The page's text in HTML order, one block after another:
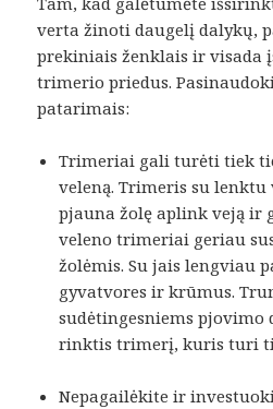
verta žinoti daugelį dalykų,
prekiniais ženklais ir visada
trimerio priedus.
patarimais:
Trimeriai gali turėti tiek
veleną. Trimeris su
pjauna žolę aplink veją ir
veleno trimeriai geriau
žolėmis. Su jais lengviau
gyvatvores ir krūmus.
sudėtingesniems pjovimo
rinktis trimerį, kuris turi
Nepagailėkite ir